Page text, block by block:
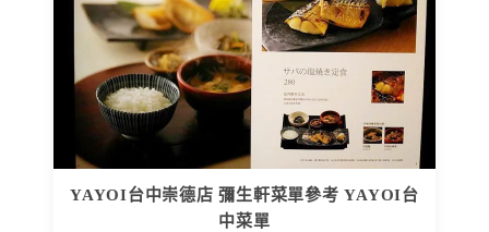
YAYOI台中崇德店 彌生軒菜單參考 YAYOI台
中菜單